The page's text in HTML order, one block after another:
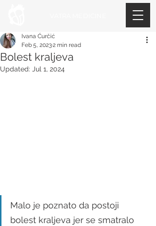
Bolest kraljeva
Ivana Ćurčić
Feb 5, 20232 min read
Updated: Jul 1, 2024
Malo je poznato da postoji
bolest kraljeva jer se smatralo